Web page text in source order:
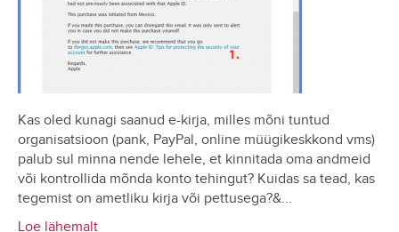
Kas oled kunagi saanud e-kirja, milles mõni tuntud
organisatsioon (pank, PayPal, online müügikeskkond vms)
palub sul minna nende lehele, et kinnitada oma andmeid
või kontrollida mõnda konto tehingut? Kuidas sa tead, kas
tegemist on ametliku kirja või pettusega?&...
Loe lähemalt